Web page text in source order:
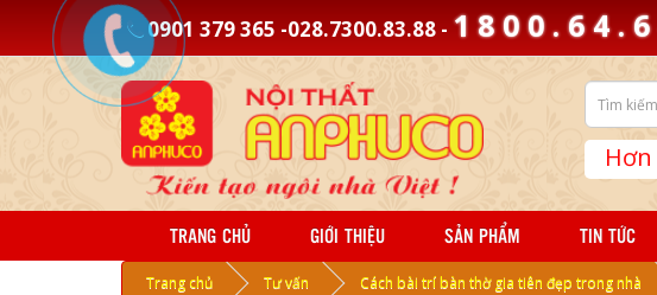
0901 379 365 -028.7300.83.88 - 1 8 0 0 . 6 4 . 6
Hơn
TRANG CHỦ GIỚI THIỆU SẢN PHẨM TIN TỨC
Trang chủ Tư vấn Cách bài trí bàn thờ gia tiên đẹp trong nhà